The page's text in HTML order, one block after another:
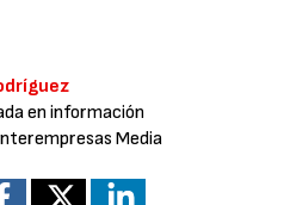
en información
Media